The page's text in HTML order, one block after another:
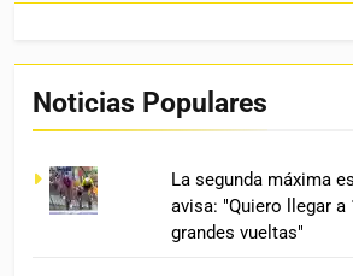
Noticias Populares
La segunda máxima
avisa: "Quiero llegar a
grandes vueltas"